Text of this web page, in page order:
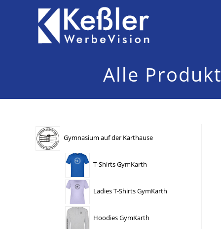
Alle
Gymnasium auf der Karthause
T-Shirts GymKarth
Ladies T-Shirts GymKarth
Hoodies GymKarth